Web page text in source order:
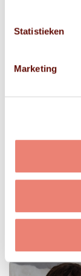
Statistieken
Marketing